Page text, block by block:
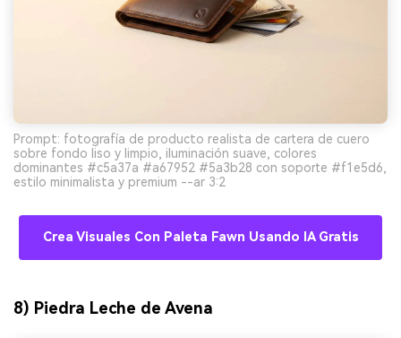
Prompt: fotografía de producto realista de cartera de cuero
sobre fondo liso y limpio, iluminación suave, colores
dominantes #c5a37a #a67952 #5a3b28 con soporte #f1e5d6,
estilo minimalista y premium --ar 3:2
Crea Visuales Con Paleta Fawn Usando IA Gratis
8) Piedra Leche de Avena